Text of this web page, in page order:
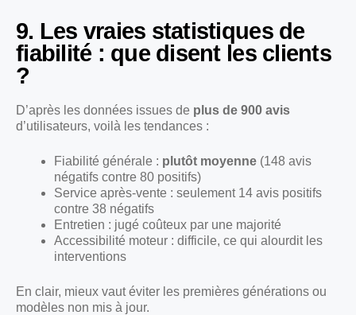
9. Les vraies statistiques de
fiabilité : que disent les clients
?
D’après les données issues de plus de 900 avis
d’utilisateurs, voilà les tendances :
Fiabilité générale : plutôt moyenne (148 avis
négatifs contre 80 positifs)
Service après-vente : seulement 14 avis positifs
contre 38 négatifs
Entretien : jugé coûteux par une majorité
Accessibilité moteur : difficile, ce qui alourdit les
interventions
En clair, mieux vaut éviter les premières générations ou
modèles non mis à jour.